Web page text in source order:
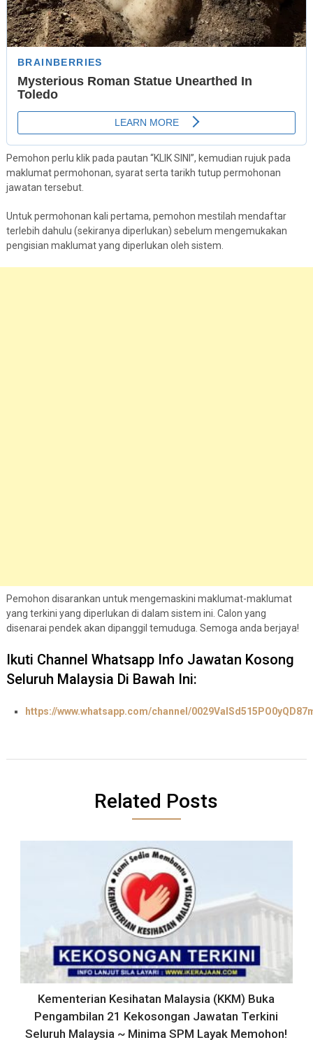
Pemohon perlu klik pada pautan “KLIK SINI”, kemudian rujuk pada
maklumat permohonan, syarat serta tarikh tutup permohonan
jawatan tersebut.
Untuk permohonan kali pertama, pemohon mestilah mendaftar
terlebih dahulu (sekiranya diperlukan) sebelum mengemukakan
pengisian maklumat yang diperlukan oleh sistem.
Pemohon disarankan untuk mengemaskini maklumat-maklumat
yang terkini yang diperlukan di dalam sistem ini. Calon yang
disenarai pendek akan dipanggil temuduga. Semoga anda berjaya!
Ikuti Channel Whatsapp Info Jawatan Kosong
Seluruh Malaysia Di Bawah Ini:
https://www.whatsapp.com/channel/
Related Posts
Kementerian Kesihatan Malaysia (KKM) Buka
Pengambilan 21 Kekosongan Jawatan Terkini
Seluruh Malaysia ~ Minima SPM Layak Memohon!